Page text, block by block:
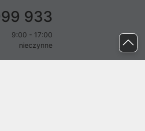
933
9:00 - 17:00
nieczynne